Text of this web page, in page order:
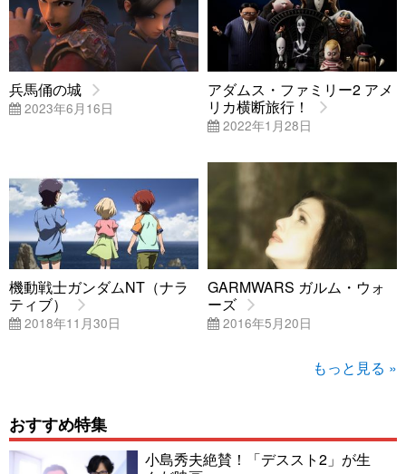
兵馬俑の城
2023年6月16日
アダムス・ファミリー2 アメ
リカ横断旅行！
2022年1月28日
機動戦士ガンダムNT（ナラ
ティブ）
2018年11月30日
GARMWARS ガルム・ウォ
ーズ
2016年5月20日
もっと見る »
おすすめ特集
小島秀夫絶賛！「デススト2」が生